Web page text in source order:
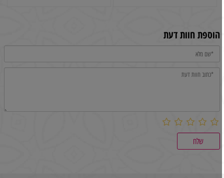
הוספת חוות דעת